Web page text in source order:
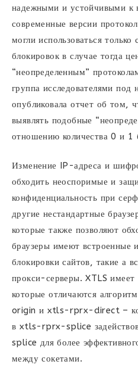
надежными и устойчивыми к
современные версии
могли использоваться только
блокировок в случае тогда
“неопределенным”
группа исследователями
опубликовала отчет об том,
выявлять подобные
отношению количества 0 и 1
Изменение IP-адреса и
обходить неоспоримые и
конфиденциальность при
другие нестандартные
которые также позволяют
браузеры имеют встроенные
блокировки сайтов, такие а
прокси-серверы. XTLS имеет
которые отличаются
origin и xtls-rprx-direct –
в xtls-rprx-splice
splice для более
между сокетами.